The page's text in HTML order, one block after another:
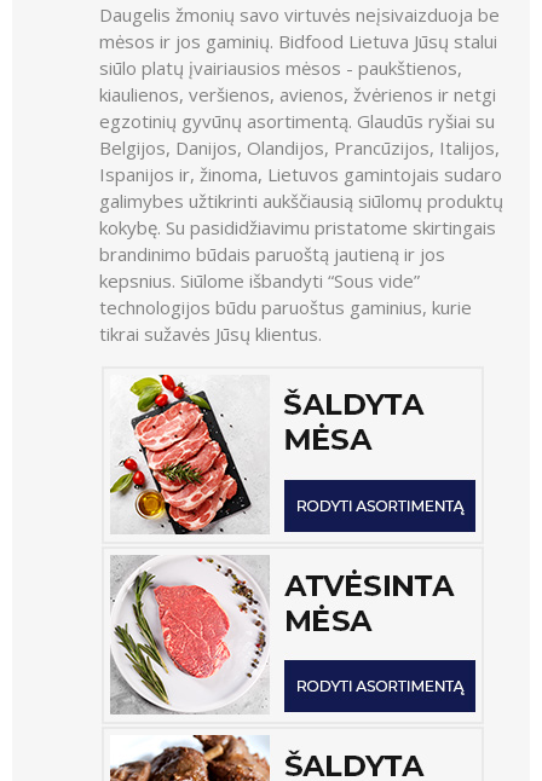
Daugelis žmonių savo virtuvės neįsivaizduoja be
mėsos ir jos gaminių. Bidfood Lietuva Jūsų stalui
siūlo platų įvairiausios mėsos - paukštienos,
kiaulienos, veršienos, avienos, žvėrienos ir netgi
egzotinių gyvūnų asortimentą. Glaudūs ryšiai su
Belgijos, Danijos, Olandijos, Prancūzijos, Italijos,
Ispanijos ir, žinoma, Lietuvos gamintojais sudaro
galimybes užtikrinti aukščiausią siūlomų produktų
kokybę. Su pasididžiavimu pristatome skirtingais
brandinimo būdais paruoštą jautieną ir jos
kepsnius. Siūlome išbandyti “Sous vide”
technologijos būdu paruoštus gaminius, kurie
tikrai sužavės Jūsų klientus.